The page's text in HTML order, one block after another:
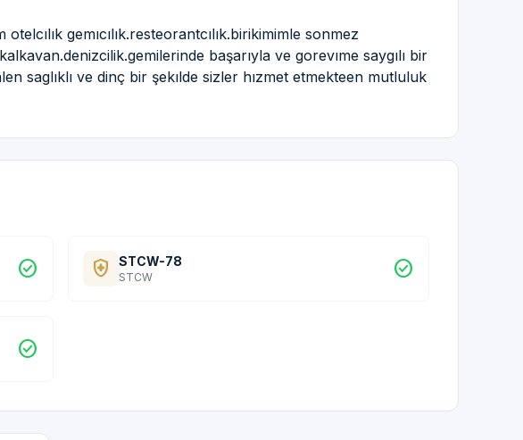
gemıcılık.resteorantcılık.birikimimle sonmez
başarıyla ve gorevıme saygılı bir
saglıklı ve dinç bir şekılde sizler hızmet etmekteen mutluluk
check_circle health_and_safety STCW-78
STCW check_circle
check_circle